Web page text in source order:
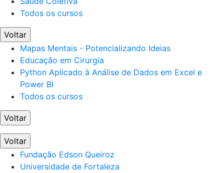
Todos os cursos
Voltar
Mapas Mentais - Potencializando Ideias
Educação em Cirurgia
Python Aplicado à Análise de Dados em Excel e
Power BI
Todos os cursos
Voltar
Voltar
Fundação Edson Queiroz
Universidade de Fortaleza